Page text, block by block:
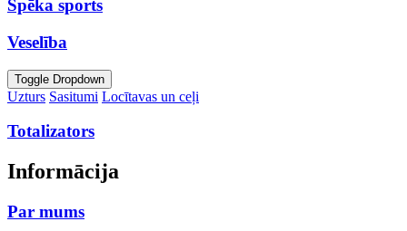
Spēka sports
Veselība
Toggle Dropdown
Uzturs Sasitumi Locītavas un ceļi
Totalizators
Informācija
Par mums